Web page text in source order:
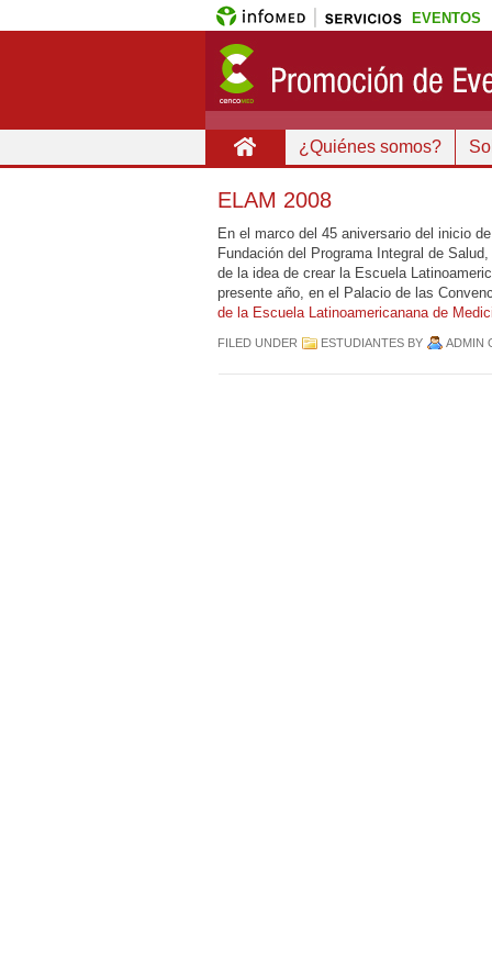
EVENTOS
¿Quiénes somos?
ELAM 2008
En el marco del 45 aniversario del inicio
Fundación del Programa Integral de
de la idea de crear la Escuela
presente año, en el Palacio de las
de la Escuela Latinoamericanana de
FILED UNDER ESTUDIANTESBY ADMIN